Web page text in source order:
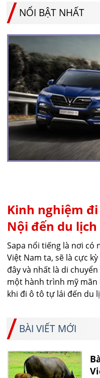
NỔI BẬT NHẤT
Kinh nghiệm
Nội đến du lịch
Sapa nổi tiếng là nơi có
Việt Nam ta, sẽ là cực
đây và nhất là di
một hành trình mỹ mãn
khi đi ô tô tự lái đến du
BÀI VIẾT MỚI